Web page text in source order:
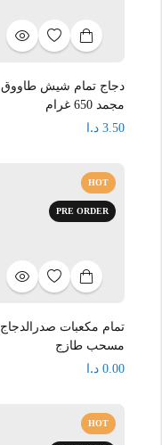
دجاج تمام شيش طاووق
مجمد 650 غرام
3.50 د.ا
HOT
PRE ORDER
تمام مكعبات صدرالدجاج
مسحب طازج
0.00 د.ا
HOT